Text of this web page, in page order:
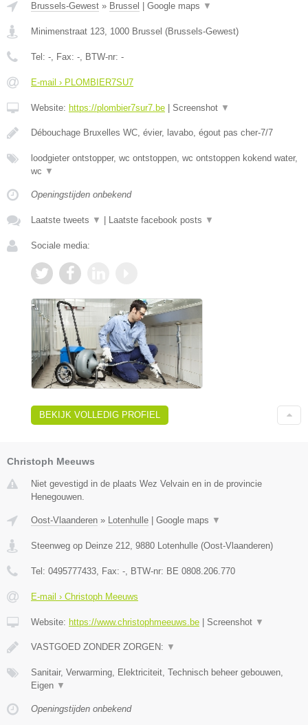
Brussels-Gewest » Brussel Google maps ▼
Minimenstraat 123, 1000 Brussel (Brussels-Gewest)
Tel: -, Fax: -, BTW-nr: -
E-mail › PLOMBIER7SU7
Website: https://plombier7sur7.be Screenshot ▼
Débouchage Bruxelles WC, évier, lavabo, égout pas cher-7/7
loodgieter ontstopper, wc ontstoppen, wc ontstoppen kokend water,
wc ▼
Openingstijden onbekend
Laatste tweets ▼ Laatste facebook posts ▼
Sociale media:
BEKIJK VOLLEDIG PROFIEL
Christoph Meeuws
Niet gevestigd in de plaats Wez Velvain en in de provincie
Henegouwen.
Oost-Vlaanderen » Lotenhulle Google maps ▼
Steenweg op Deinze 212 9880 Lotenhulle (Oost-Vlaanderen)
Tel: 0495777433 , Fax: - , BTW-nr: BE 0808.206.770
E-mail › Christoph Meeuws
Website: https://www.christophmeeuws.be Screenshot ▼
VASTGOED ZONDER ZORGEN: ▼
Sanitair, Verwarming, Elektriciteit, Technisch beheer gebouwen,
Eigen ▼
Openingstijden onbekend